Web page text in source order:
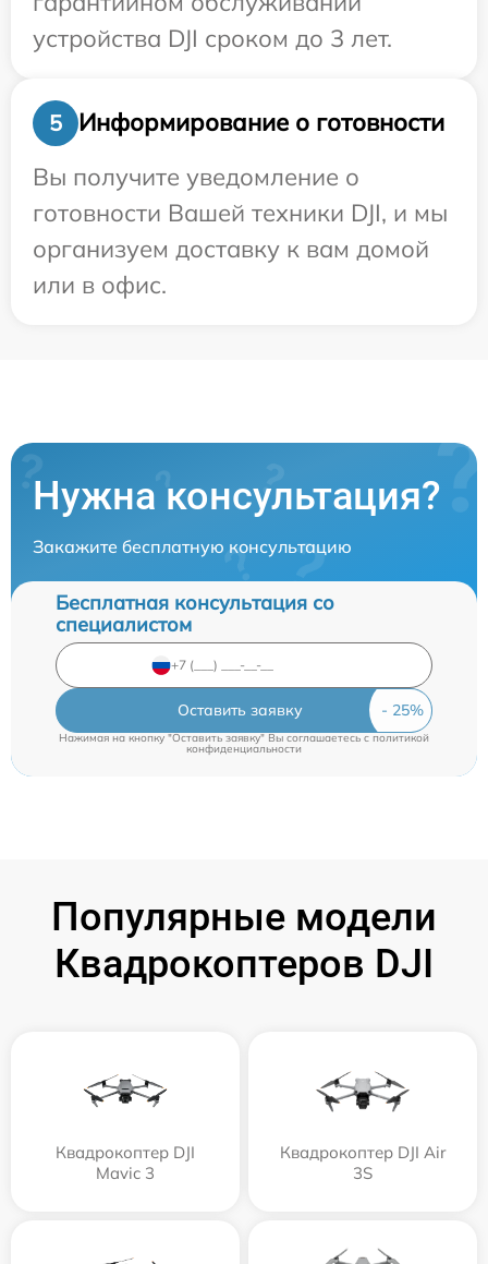
устройства DJI сроком до 3 лет.
5
Информирование о готовности
Вы получите уведомление о
готовности Вашей техники DJI, и мы
организуем доставку к вам домой
или в офис.
Нужна консультация?
Закажите бесплатную консультацию
Бесплатная консультация со
специалистом
Оставить заявку
Нажимая на кнопку "Оставить заявку" Вы соглашаетесь cполитикой
конфиденциальности
Популярные модели
Квадрокоптеров DJI
Квадрокоптер DJI
Mavic 3
Квадрокоптер DJI Air
3S